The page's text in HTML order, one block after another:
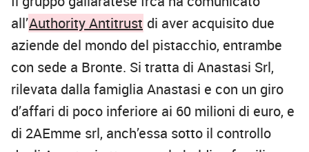
all’Authority Antitrust di aver acquisito due
aziende del mondo del pistacchio, entrambe
con sede a Bronte. Si tratta di Anastasi Srl,
rilevata dalla famiglia Anastasi e con un giro
d’affari di poco inferiore ai 60 milioni di euro, e
di 2AEmme srl, anch’essa sotto il controllo